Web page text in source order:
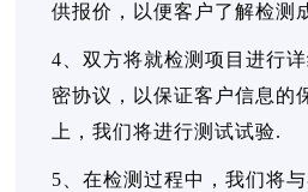
供报价，以便客户了解检测
4、双方将就检测项目进行
密协议，以保证客户信息的
上，我们将进行测试试验.
5、在检测过程中，我们将